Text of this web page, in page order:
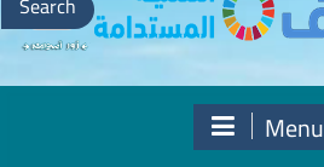
for:
Menu